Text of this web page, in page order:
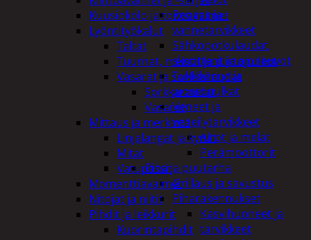
Rengas ja -
vannetarvikkeet
Sähköpotkulaudat,
skootterit ja ajoneuvot
Tukkikärryt ja
juontopulkat
Veneet ja
veneilytarvikkeet
Airot ja melat
Perämoottorit
Piha ja puutarha
Grillaus ja savustus
Piharakennukset
Kasvihuoneet ja
tarvikkeet
Kuusiokolo ja torx-avaimet
Lyöntityökalut
Taltat
Tuurnat, meistit ja piirtopuikot
Vasarat ja sorkkaraudat
Sorkkaraudat
Vasarat
Mittaus ja merkintä
Linjalangat ja kynät
Mitat
Vatupassit
Momenttiavaimet
Nitojat ja niitit
Pihdit ja leikkurit
Kuorintapihdit